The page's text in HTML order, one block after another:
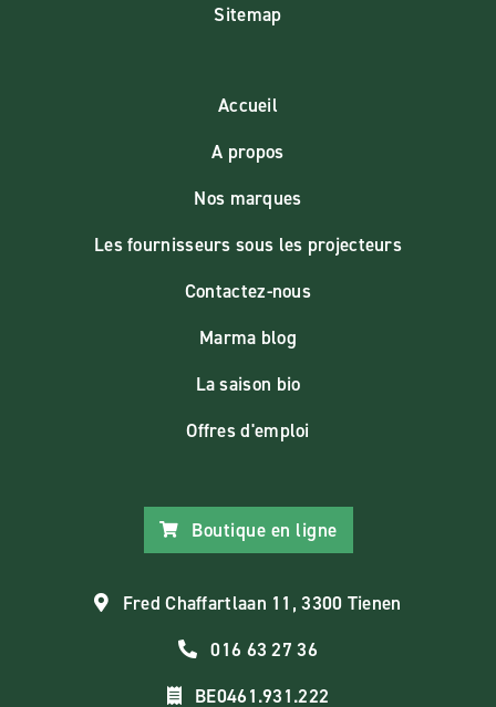
Sitemap
Accueil
A propos
Nos marques
Les fournisseurs sous les projecteurs
Contactez-nous
Marma blog
La saison bio
Offres d'emploi
Boutique en ligne
Fred Chaffartlaan 11, 3300 Tienen
016 63 27 36
BE0461.931.222